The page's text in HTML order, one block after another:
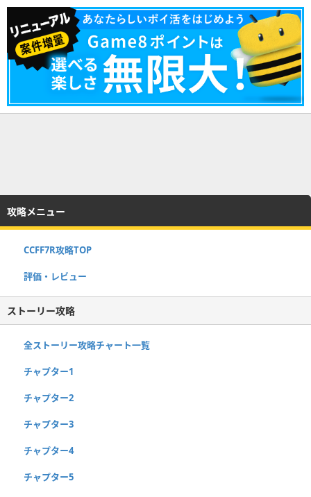
攻略メニュー
CCFF7R攻略TOP
評価・レビュー
ストーリー攻略
全ストーリー攻略チャート一覧
チャプター1
チャプター2
チャプター3
チャプター4
チャプター5